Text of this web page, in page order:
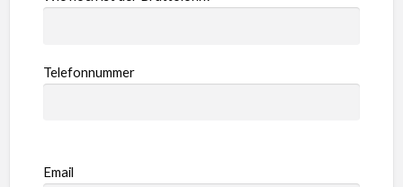
Telefonnummer
Email